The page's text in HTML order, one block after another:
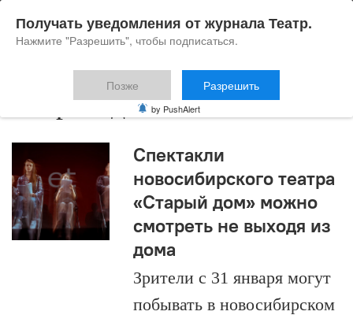
Старый дом
Спектакли
новосибирского театра
«Старый дом» можно
смотреть не выходя из
дома
Зрители с 31 января могут
побывать в новосибирском
Получать уведомления от журнала Театр.
Нажмите "Разрешить", чтобы подписаться.
Позже Разрешить
by PushAlert